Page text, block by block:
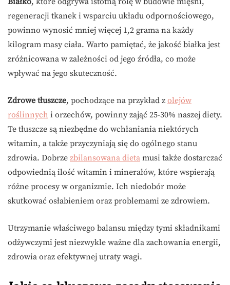
regeneracji tkanek i wsparciu układu odpornościowego,
powinno wynosić mniej więcej 1,2 grama na każdy
kilogram masy ciała. Warto pamiętać, że jakość białka jest
zróżnicowana w zależności od jego źródła, co może
wpływać na jego skuteczność.
Zdrowe tłuszcze, pochodzące na przykład z olejów
roślinnych i orzechów, powinny zająć 25-30% naszej diety.
Te tłuszcze są niezbędne do wchłaniania niektórych
witamin, a także przyczyniają się do ogólnego stanu
zdrowia. Dobrze zbilansowana dieta musi także dostarczać
odpowiednią ilość witamin i minerałów, które wspierają
różne procesy w organizmie. Ich niedobór może
skutkować osłabieniem oraz problemami ze zdrowiem.
Utrzymanie właściwego balansu między tymi składnikami
odżywczymi jest niezwykle ważne dla zachowania energii,
zdrowia oraz efektywnej utraty wagi.